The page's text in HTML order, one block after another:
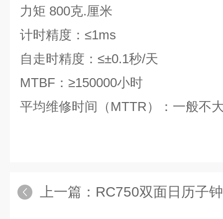
力矩 800克.厘米
计时精度：≤1ms
自走时精度：≤±0.1秒/天
MTBF ：≥150000小时
平均维修时间（ MTTR）：一般不
上一篇： RC750双面日历子